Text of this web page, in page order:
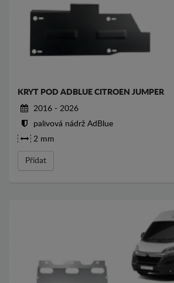
KRYT POD ADBLUE CITROEN JUMPER
2016 - 2026
palivová nádrž AdBlue
2 mm
Přídat